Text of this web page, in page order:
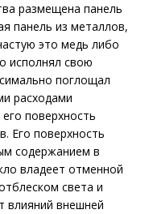
размещена панель
панель из металлов,
это медь либо
исполнял свою
поглощал
расходами
поверхность
Его поверхность
содержанием в
владеет отменной
света и
влияний внешней